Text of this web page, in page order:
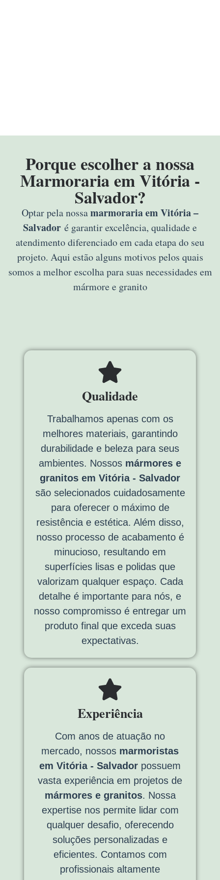
Porque escolher a nossa
Marmoraria em Vitória -
Salvador?
Optar pela nossamarmoraria em Vitória –
Salvador é garantir excelência, qualidade e
atendimento diferenciado em cada etapa do seu
projeto. Aqui estão alguns motivos pelos quais
somos a melhor escolha para suas necessidades em
mármore e granito
Qualidade
Trabalhamos apenas com os
melhores materiais, garantindo
durabilidade e beleza para seus
ambientes. Nossos mármores e
granitos em Vitória - Salvador
são selecionados cuidadosamente
para oferecer o máximo de
resistência e estética. Além disso,
nosso processo de acabamento é
minucioso, resultando em
superfícies lisas e polidas que
valorizam qualquer espaço. Cada
detalhe é importante para nós, e
nosso compromisso é entregar um
produto final que exceda suas
expectativas.
Experiência
Com anos de atuação no
mercado, nossos marmoristas
em Vitória - Salvador possuem
vasta experiência em projetos de
mármores e granitos. Nossa
expertise nos permite lidar com
qualquer desafio, oferecendo
soluções personalizadas e
eficientes. Contamos com
profissionais altamente